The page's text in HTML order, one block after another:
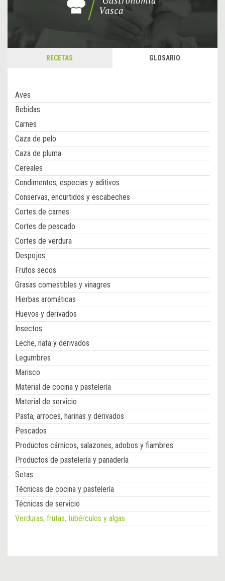
RECETAS GLOSARIO
Aves
Bebidas
Carnes
Caza de pelo
Caza de pluma
Cereales
Condimentos, especias y aditivos
Conservas, encurtidos y escabeches
Cortes de carnes
Cortes de pescado
Cortes de verdura
Despojos
Frutos secos
Grasas comestibles y vinagres
Hierbas aromáticas
Huevos y derivados
Insectos
Leche, nata y derivados
Legumbres
Marisco
Material de cocina y pastelería
Material de servicio
Pasta, arroces, harinas y derivados
Pescados
Productos cárnicos, salazones, adobos y fiambres
Productos de pastelería y panadería
Setas
Técnicas de cocina y pastelería
Técnicas de servicio
Verduras, frutas, tubérculos y algas